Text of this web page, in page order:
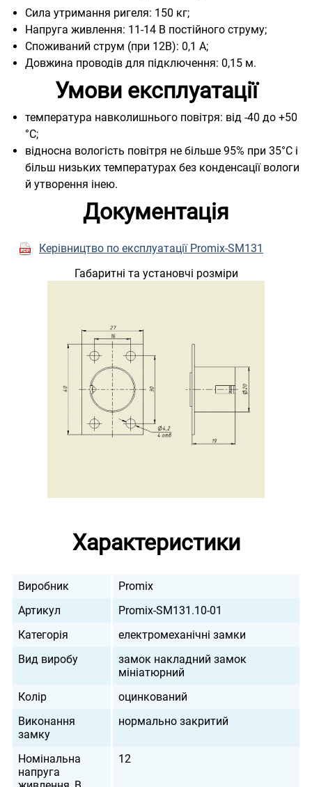
Сила утримання ригеля: 150 кг;
Напруга живлення: 11-14 В постійного струму;
Споживаний струм (при 12В): 0,1 А;
Довжина проводів для підключення: 0,15 м.
Умови експлуатації
температура навколишнього повітря: від -40 до +50
°С;
відносна вологість повітря не більше 95% при 35°С і
більш низьких температурах без конденсації вологи
й утворення інею.
Документація
Керівництво по експлуатації Promix-SM131
Габаритні та установчі розміри
Характеристики
Виробник
Promix
Артикул
Promix-SM131.10-01
Категорія
електромеханічні замки
Вид виробу
замок накладний замок
мініатюрний
Колір
оцинкований
Виконання
замку
нормально закритий
Номінальна
напруга
12